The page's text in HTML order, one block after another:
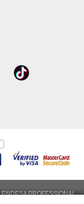
PROFESSIONAL